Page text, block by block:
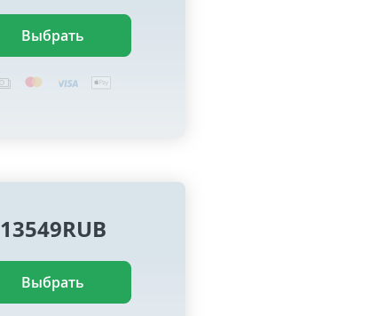
Выбрать
13549RUB
Выбрать